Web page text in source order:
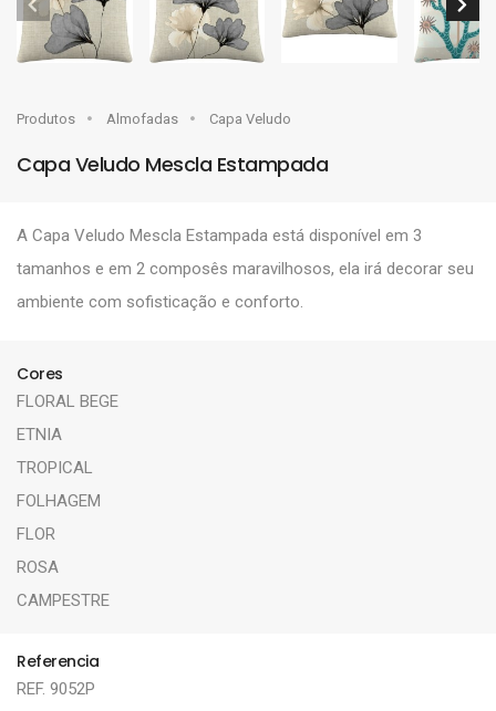
Produtos Almofadas Capa Veludo
Capa Veludo Mescla Estampada
A Capa Veludo Mescla Estampada está disponível em 3
tamanhos e em 2 composês maravilhosos, ela irá decorar seu
ambiente com sofisticação e conforto.
Cores
FLORAL BEGE
ETNIA
TROPICAL
FOLHAGEM
FLOR
ROSA
CAMPESTRE
Referencia
REF. 9052P